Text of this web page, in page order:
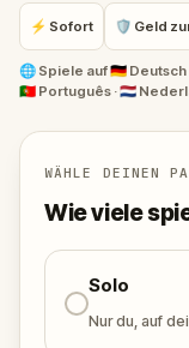
Freiheit. Und
gestohlen.Begib
Streifzug durch
Grachten von
und entdecke
Verborgenen
Freunde und
zu erkunden, zu
hilf Jan, in die
zu werden.
verschwundene
⚡ Sofort 🛡 Geld
🌐 Spiele auf🇩🇪 Deutsch
🇵🇹 Português · 🇳🇱
WÄHLE DEINEN
Wie viele
Solo
Nur du, auf